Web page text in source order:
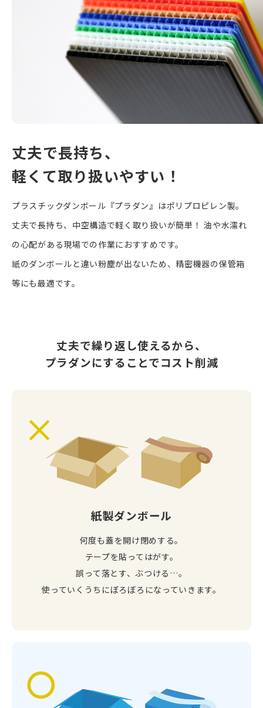
丈夫で長持ち、
軽くて取り扱いやすい！
プラスチックダンボール『プラダン』はポリプロピレン製。
丈夫で長持ち、中空構造で軽く取り扱いが簡単！ 油や水濡れ
の心配がある現場での作業におすすめです。
紙のダンボールと違い粉塵が出ないため、精密機器の保管箱
等にも最適です。
丈夫で繰り返し使えるから、
プラダンにすることでコスト削減
紙製ダンボール
何度も蓋を開け閉めする。
テープを貼ってはがす。
誤って落とす、ぶつける…。
使っていくうちにぼろぼろになっていきます。